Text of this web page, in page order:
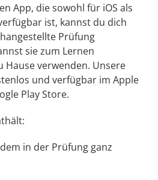
App, die sowohl für iOS als
ist, kannst du dich
Prüfung
sie zum Lernen
Hause verwenden. Unsere
und verfügbar im Apple
Play Store.
in der Prüfung ganz